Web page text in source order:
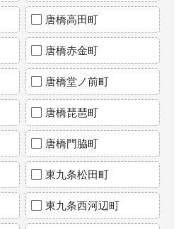
唐橋高田町
唐橋赤金町
唐橋堂ノ前町
唐橋琵琶町
唐橋門脇町
東九条松田町
東九条西河辺町